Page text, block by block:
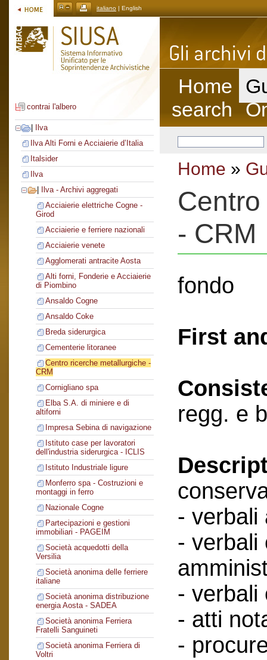
italiano | English
contrai l'albero
Ilva
Ilva Alti Forni e Acciaierie d’Italia
Italsider
Ilva
Ilva - Archivi aggregati
Acciaierie elettriche Cogne -
Girod
Acciaierie e ferriere nazionali
Acciaierie venete
Agglomerati antracite Aosta
Alti forni, Fonderie e Acciaierie
di Piombino
Ansaldo Cogne
Ansaldo Coke
Breda siderurgica
Cementerie litoranee
Centro ricerche metallurgiche -
CRM
Cornigliano spa
Elba S.A. di miniere e di
altiforni
Impresa Sebina di navigazione
Istituto case per lavoratori
dell'industria siderurgica - ICLIS
Istituto Industriale ligure
Monferro spa - Costruzioni e
montaggi in ferro
Nazionale Cogne
Partecipazioni e gestioni
immobiliari - PAGEIM
Società acquedotti della
Versilia
Società anonima delle ferriere
italiane
Società anonima distribuzione
energia Aosta - SADEA
Società anonima Ferriera
Fratelli Sanguineti
Società anonima Ferriera di
Voltri
Home
search
Home »
- CRM
fondo
First
regg. e
- verbali
- verbali
- verbali
- atti
-